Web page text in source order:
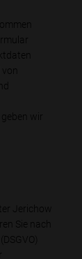
wir
Jerichow
Sie nach